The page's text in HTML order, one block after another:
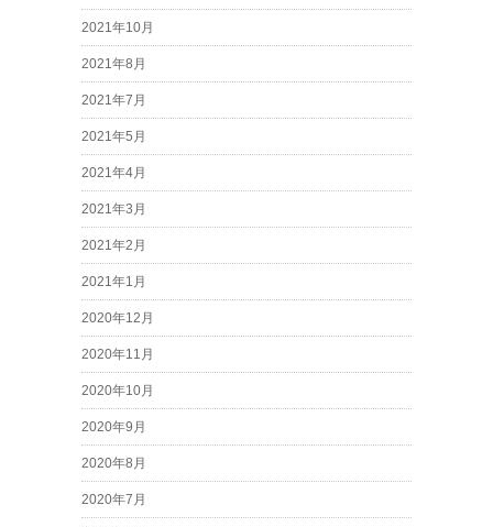
2021年10月
2021年8月
2021年7月
2021年5月
2021年4月
2021年3月
2021年2月
2021年1月
2020年12月
2020年11月
2020年10月
2020年9月
2020年8月
2020年7月